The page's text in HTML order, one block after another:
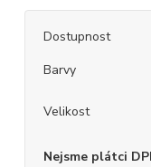
Dostupnost
Barvy
Velikost
Nejsme plátci